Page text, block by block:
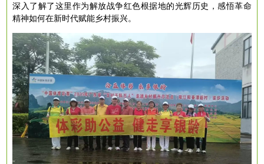
深入了解了这里作为解放战争红色根据地的光辉历史，感悟革命
精神如何在新时代赋能乡村振兴。